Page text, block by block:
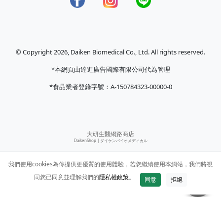
© Copyright 2026, Daiken Biomedical Co., Ltd. All rights reserved.
*本網頁由達進廣告國際有限公司代為管理
*食品業者登錄字號：A-150784323-00000-0
大研生醫網路商店
DaikenShop | ダイケンバイオメディカル
我們使用cookies為你提供更優質的使用體驗，若您繼續使用本網站，我們將視
同您已同意並理解我們的隱私權政策。 同意 拒絕